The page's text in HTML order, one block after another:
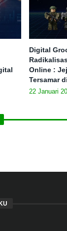
Digital
Online :
Tersamar
22 Januari